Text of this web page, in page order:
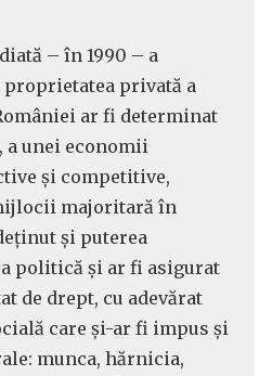
– în 1990 – a
privată a
ar fi determinat
a unei economii
și competitive,
majoritară în
și puterea
politică și ar fi asigurat
de drept, cu adevărat
care și-ar fi impus și
munca, hărnicia,